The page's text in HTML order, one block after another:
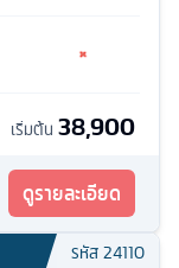
เริ่มต้น 38,900
ดูรายละเอียด
รหัส24110